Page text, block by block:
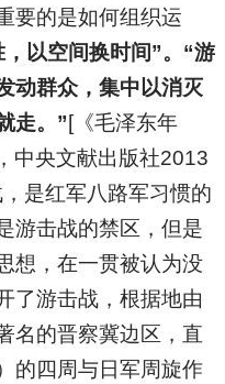
要的是如何组织运
以空间换时间”。“游
动群众，集中以消灭
走。” [《毛泽东年
中央文献出版社2013
是红军八路军习惯的
游击战的禁区，但是
想，在一贯被认为没
了游击战，根据地由
名的晋察冀边区，直
的四周与日军周旋作